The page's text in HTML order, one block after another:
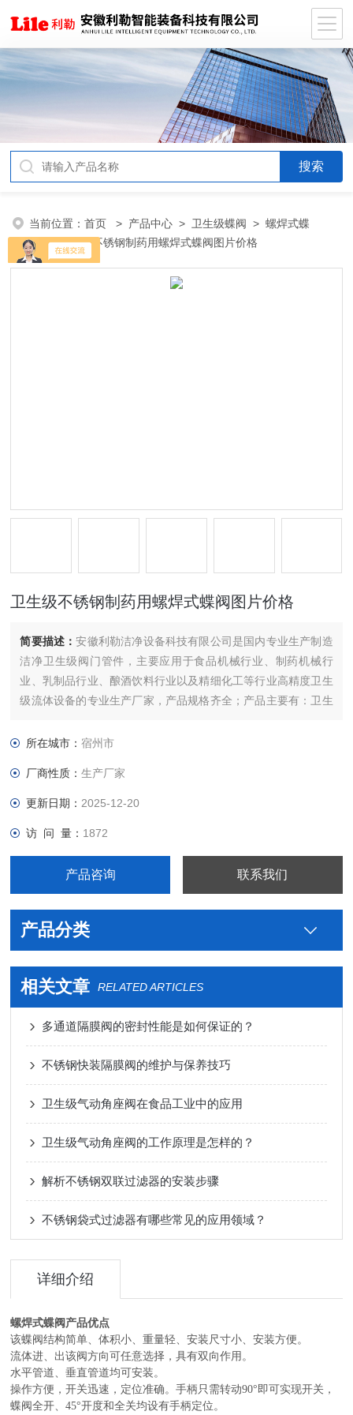
当前位置：首页 > 产品中心 > 卫生级蝶阀 >螺焊式蝶
阀
> 卫生级不锈钢制药用螺焊式蝶阀图片价格
卫生级不锈钢制药用螺焊式蝶阀图片价格
简要描述：安徽利勒洁净设备科技有限公司是国内专业生产制造
洁净卫生级阀门管件，主要应用于食品机械行业、制药机械行
业、乳制品行业、酿酒饮料行业以及精细化工等行业高精度卫生
级流体设备的专业生产厂家，产品规格齐全；产品主要有：卫生
空法兰，真空管件，真空弯头，真空三通，真空大小头，ISO法
所在城市：宿州市
厂商性质：生产厂家
更新日期： 2025-12-20
访 问 量： 1872
产品咨询 联系我们
产品分类
相关文章 RELATED ARTICLES
多通道隔膜阀的密封性能是如何保证的？
不锈钢快装隔膜阀的维护与保养技巧
卫生级气动角座阀在食品工业中的应用
卫生级气动角座阀的工作原理是怎样的？
解析不锈钢双联过滤器的安装步骤
不锈钢袋式过滤器有哪些常见的应用领域？
详细介绍
螺焊式蝶阀产品优点
该蝶阀结构简单、体积小、重量轻、安装尺寸小、安装方便。
流体进、出该阀方向可任意选择，具有双向作用。
水平管道、垂直管道均可安装。
操作方便，开关迅速，定位准确。手柄只需转动90°即可实现开关，
蝶阀全开、45°开度和全关均设有手柄定位。